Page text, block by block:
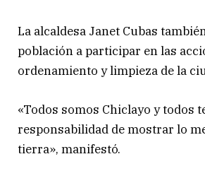
La alcaldesa Janet Cubas
población a participar en las
ordenamiento y limpieza de la
«Todos somos Chiclayo y todos
responsabilidad de mostrar lo
tierra», manifestó.